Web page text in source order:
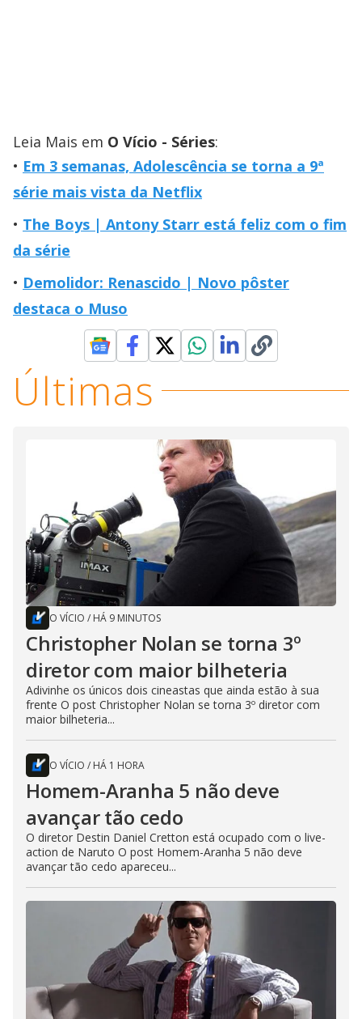
Leia Mais em O Vício - Séries:
Em 3 semanas, Adolescência se torna a 9ª
série mais vista da Netflix
The Boys | Antony Starr está feliz com o fim
da série
Demolidor: Renascido | Novo pôster
destaca o Muso
Últimas
O VÍCIO / HÁ 9 MINUTOS
Christopher Nolan se torna 3º
diretor com maior bilheteria
Adivinhe os únicos dois cineastas que ainda estão à sua
frente O post Christopher Nolan se torna 3º diretor com
maior bilheteria...
O VÍCIO / HÁ 1 HORA
Homem-Aranha 5 não deve
avançar tão cedo
O diretor Destin Daniel Cretton está ocupado com o live-
action de Naruto O post Homem-Aranha 5 não deve
avançar tão cedo apareceu...